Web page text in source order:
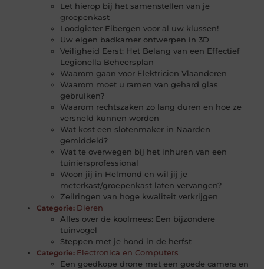
Let hierop bij het samenstellen van je
groepenkast
Loodgieter Eibergen voor al uw klussen!
Uw eigen badkamer ontwerpen in 3D
Veiligheid Eerst: Het Belang van een Effectief
Legionella Beheersplan
Waarom gaan voor Elektricien Vlaanderen
Waarom moet u ramen van gehard glas
gebruiken?
Waarom rechtszaken zo lang duren en hoe ze
versneld kunnen worden
Wat kost een slotenmaker in Naarden
gemiddeld?
Wat te overwegen bij het inhuren van een
tuiniersprofessional
Woon jij in Helmond en wil jij je
meterkast/groepenkast laten vervangen?
Zeilringen van hoge kwaliteit verkrijgen
Categorie: Dieren
Alles over de koolmees: Een bijzondere
tuinvogel
Steppen met je hond in de herfst
Categorie: Electronica en Computers
Een goedkope drone met een goede camera en